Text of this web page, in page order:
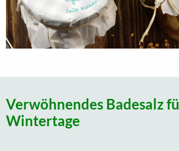
Verwöhnendes Badesalz
Wintertage